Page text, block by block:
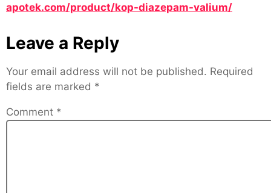
apotek.com/product/kop-diazepam-valium/
Leave a Reply
Your email address will not be published. Required
fields are marked *
Comment *